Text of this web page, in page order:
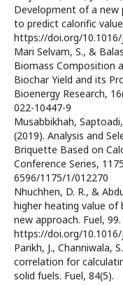
Development of a new
to predict calorific
https://doi.org/10.1016/
Mari Selvam, S., &
Biomass Composition
Biochar Yield and its
Bioenergy Research,
022-10447-9
Musabbikhah,
(2019). Analysis and
Briquette Based on
Conference Series,
6596/1175/1/012270
Nhuchhen, D. R., &
higher heating value of
new approach. Fuel, 99.
https://doi.org/10.1016/
Parikh, J., Channiwala,
correlation for
solid fuels. Fuel, 84(5).